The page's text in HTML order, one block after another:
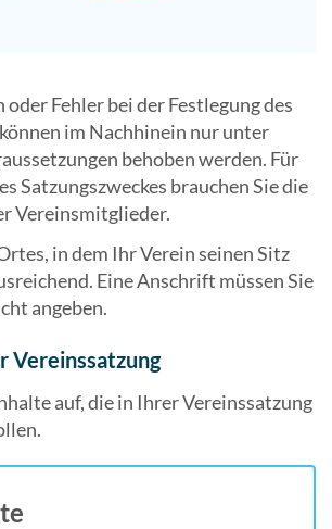
Fehler bei der Festlegung des
im Nachhinein nur unter
behoben werden. Für
Satzungszweckes brauchen Sie die
Vereinsmitglieder.
in dem Ihr Verein seinen Sitz
Eine Anschrift müssen Sie
angeben.
Vereinssatzung
auf, die in Ihrer Vereinssatzung